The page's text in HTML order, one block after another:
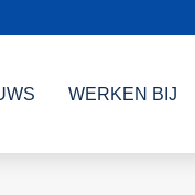
WERKEN BIJ